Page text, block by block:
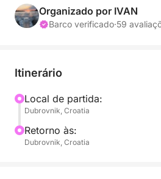
de Koločep, lar das famosas
onde poderá nadar e praticar
acessíveis apenas por barco,
Você também poderá visitar a
de Lopud, conhecida por sua
rasas, ideal para relaxar ou dar
Organizado por IVAN
Barco verificado·59
Itinerário
Local de partida:
Dubrovnik, Croatia
Retorno às:
Dubrovnik, Croatia